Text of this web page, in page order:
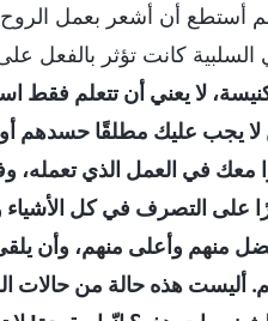
لم أستطع أن أشعر بعمل
كانت تؤثر بالفعل
لا يعني أن تتعلم فقط
لا يجب عليك مطلقًا حسدهم
معك في العمل الذي تعمله،
على التصرف في كل
وأعلى منهم، وأن يلقى
أليست هذه حالة من حالات